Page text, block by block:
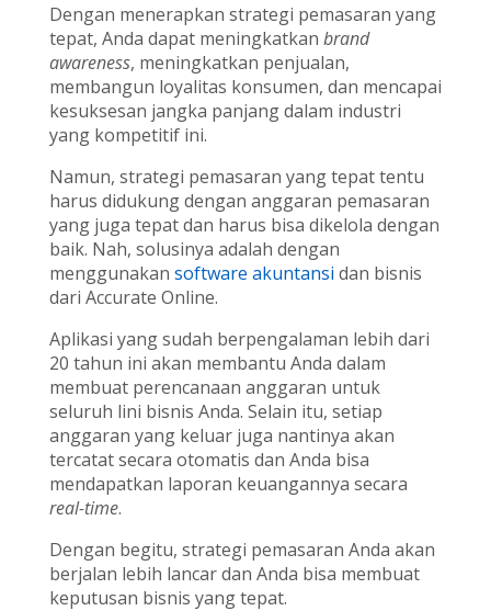
Dengan menerapkan strategi pemasaran yang
tepat, Anda dapat meningkatkan brand
awareness, meningkatkan penjualan,
membangun loyalitas konsumen, dan mencapai
kesuksesan jangka panjang dalam industri
yang kompetitif ini.
Namun, strategi pemasaran yang tepat tentu
harus didukung dengan anggaran pemasaran
yang juga tepat dan harus bisa dikelola dengan
baik. Nah, solusinya adalah dengan
menggunakan software akuntansi dan bisnis
dari Accurate Online.
Aplikasi yang sudah berpengalaman lebih dari
20 tahun ini akan membantu Anda dalam
membuat perencanaan anggaran untuk
seluruh lini bisnis Anda. Selain itu, setiap
anggaran yang keluar juga nantinya akan
tercatat secara otomatis dan Anda bisa
mendapatkan laporan keuangannya secara
real-time.
Dengan begitu, strategi pemasaran Anda akan
berjalan lebih lancar dan Anda bisa membuat
keputusan bisnis yang tepat.